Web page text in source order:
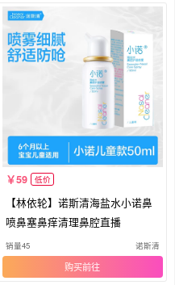
59 低价
【林依轮】诺斯清海盐水小诺鼻
喷鼻塞鼻痒清理鼻腔直播
销量45 诺斯清
购买